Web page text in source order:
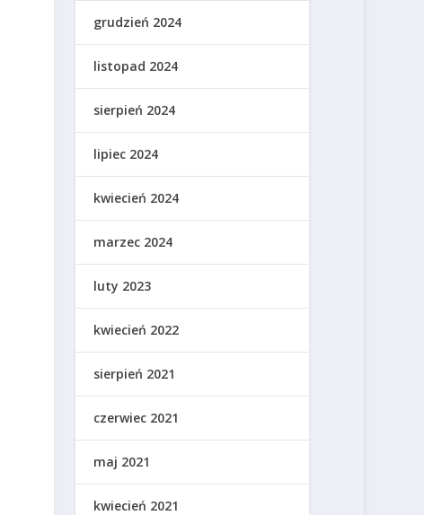
grudzień 2024
listopad 2024
sierpień 2024
lipiec 2024
kwiecień 2024
marzec 2024
luty 2023
kwiecień 2022
sierpień 2021
czerwiec 2021
maj 2021
kwiecień 2021